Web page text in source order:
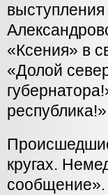
«Ксения» в
«Долой
кругах.
сообщение».